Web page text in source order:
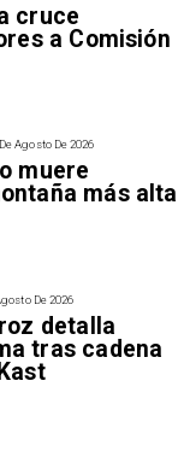
cruce
a Comisión
Agosto De 2026
muere
más alta
De 2026
detalla
tras cadena